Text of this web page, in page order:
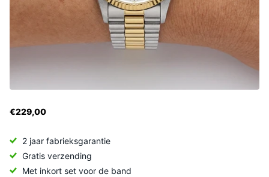
€229,00
2 jaar fabrieksgarantie
Gratis verzending
Met inkort set voor de band